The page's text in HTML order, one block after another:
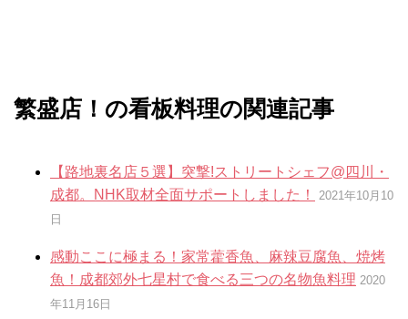
繁盛店！の看板料理の関連記事
【路地裏名店５選】突撃!ストリートシェフ@四川・
成都。NHK取材全面サポートしました！
2021年10月10
日
感動ここに極まる！家常藿香魚、麻辣豆腐魚、焼烤
魚！成都郊外七星村で食べる三つの名物魚料理 2020
年11月16日